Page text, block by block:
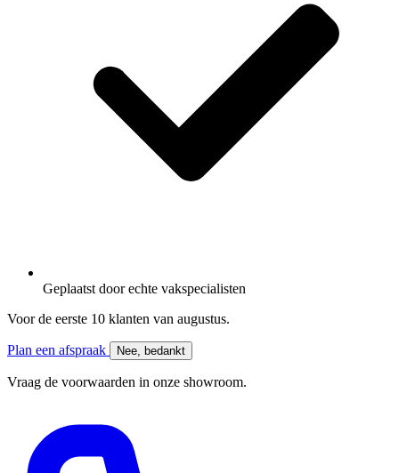
Geplaatst doorechte vakspecialisten
Voor de eerste 10 klanten van augustus.
Plan een afspraak Nee, bedankt
Vraag de voorwaarden in onze showroom.